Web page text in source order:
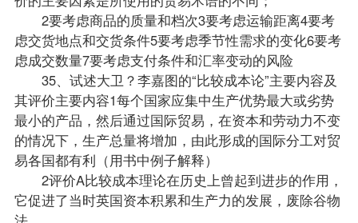
2要考虑商品的质量和档次3要考虑运输距离4要考
虑交货地点和交货条件5要考虑季节性需求的变化6要考
虑成交数量7要考虑支付条件和汇率变动的风险
35、试述大卫？李嘉图的“比较成本论”主要内容及
其评价主要内容1每个国家应集中生产优势最大或劣势
最小的产品，然后通过国际贸易，在资本和劳动力不变
的情况下，生产总量将增加，由此形成的国际分工对贸
易各国都有利（用书中例子解释）
2评价A比较成本理论在历史上曾起到进步的作用，
它促进了当时英国资本积累和生产力的发展，废除谷物